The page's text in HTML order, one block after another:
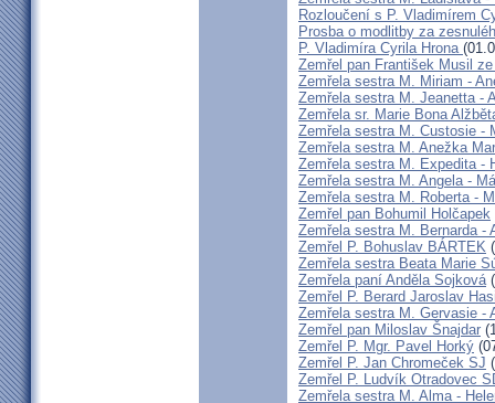
Rozloučení s P. Vladimírem
Prosba o modlitby za
P. Vladimíra Cyrila Hrona
Zemřel pan František Musil
Zemřela sestra M. Miriam -
Zemřela sestra M. Jeanetta -
Zemřela sr. Marie Bona
Zemřela sestra M. Custosie -
Zemřela sestra M. Anežka
Zemřela sestra M. Expedita -
Zemřela sestra M. Angela -
Zemřela sestra M. Roberta -
Zemřel pan Bohumil Holčapek
Zemřela sestra M. Bernarda -
Zemřel P. Bohuslav BÁRTEK
Zemřela sestra Beata Marie
Zemřela paní Anděla Sojková
Zemřel P. Berard Jaroslav
Zemřela sestra M. Gervasie -
Zemřel pan Miloslav Šnajdar
Zemřel P. Mgr. Pavel Horký
Zemřel P. Jan Chromeček SJ
Zemřel P. Ludvík Otradovec
Zemřela sestra M. Alma -